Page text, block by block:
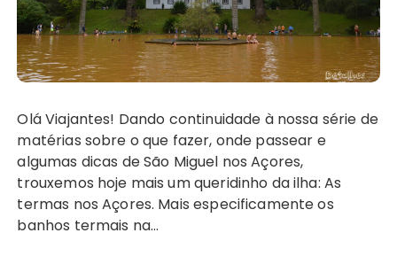
Olá Viajantes! Dando continuidade à nossa série de
matérias sobre o que fazer, onde passear e
algumas dicas de São Miguel nos Açores,
trouxemos hoje mais um queridinho da ilha: As
termas nos Açores. Mais especificamente os
banhos termais na…